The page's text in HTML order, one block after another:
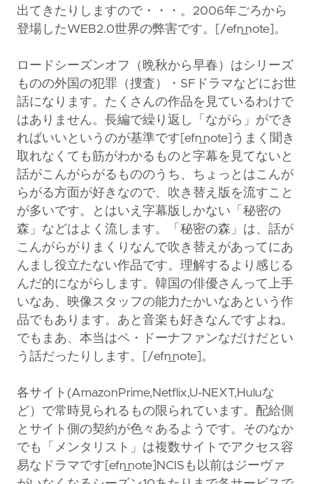
出てきたりしますので・・・。2006年ごろから
登場したWEB2.0世界の弊害です。[/efn_note]。
ロードシーズンオフ（晩秋から早春）はシリーズ
ものの外国の犯罪（捜査）・SFドラマなどにお世
話になります。たくさんの作品を見ているわけで
はありません。長編で繰り返し「ながら」ができ
ればいいというのが基準です[efn_note]うまく聞き
取れなくても筋がわかるものと字幕を見てないと
話がこんがらがるもののうち、ちょっとはこんが
らがる方面が好きなので、吹き替え版を流すこと
が多いです。とはいえ字幕版しかない「秘密の
森」などはよく流します。「秘密の森」は、話が
こんがらがりまくりなんで吹き替えがあってにあ
んまし役立たない作品です。理解するより感じる
んだ的にながらします。韓国の俳優さんって上手
いなあ、映像スタッフの能力たかいなあという作
品でもあります。あと音楽も好きなんですよね。
でもまあ、本当はペ・ドーナファンなだけだとい
う話だったりします。[/efn_note]。
各サイト(AmazonPrime,Netflix,U-NEXT,Huluな
ど）で常時見られるもの限られています。配給側
とサイト側の契約が色々あるようです。そのなか
でも「メンタリスト」は複数サイトでアクセス容
易なドラマです[efn_note]NCISも以前はジーヴァ